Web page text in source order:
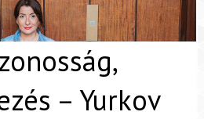
– Yurkov